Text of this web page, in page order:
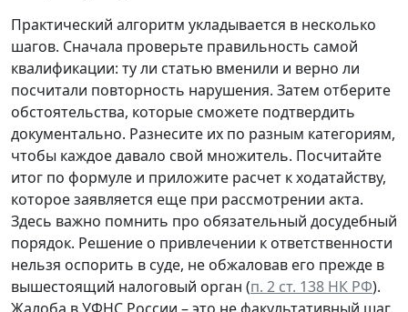
Практический алгоритм укладывается в несколько
шагов. Сначала проверьте правильность самой
квалификации: ту ли статью вменили и верно ли
посчитали повторность нарушения. Затем отберите
обстоятельства, которые сможете подтвердить
документально. Разнесите их по разным категориям,
чтобы каждое давало свой множитель. Посчитайте
итог по формуле и приложите расчет к ходатайству,
которое заявляется еще при рассмотрении акта.
Здесь важно помнить про обязательный досудебный
порядок. Решение о привлечении к ответственности
нельзя оспорить в суде, не обжаловав его прежде в
вышестоящий налоговый орган (п. 2 ст. 138 НК РФ).